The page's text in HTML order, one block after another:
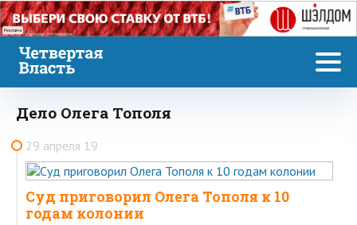
Реклама
Дело Олега Тополя
29 апреля 19
Суд приговорил Олега Тополя к 10
годам колонии